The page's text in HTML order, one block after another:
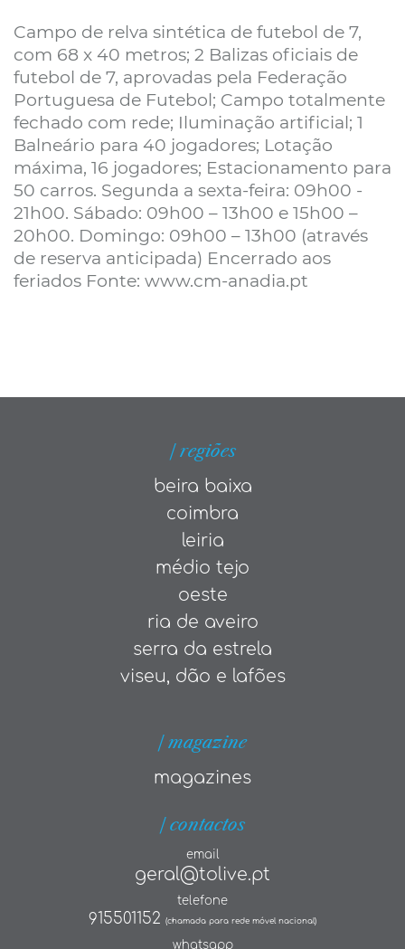
Campo de relva sintética de futebol de 7,
com 68 x 40 metros; 2 Balizas oficiais de
futebol de 7, aprovadas pela Federação
Portuguesa de Futebol; Campo totalmente
fechado com rede; Iluminação artificial; 1
Balneário para 40 jogadores; Lotação
máxima, 16 jogadores; Estacionamento para
50 carros. Segunda a sexta-feira: 09h00 -
21h00. Sábado: 09h00 – 13h00 e 15h00 –
20h00. Domingo: 09h00 – 13h00 (através
de reserva anticipada) Encerrado aos
feriados Fonte: www.cm-anadia.pt
| regiões
beira baixa
coimbra
leiria
médio tejo
oeste
ria de aveiro
serra da estrela
viseu, dão e lafões
| magazine
magazines
| contactos
email
geral@tolive.pt
telefone
915501152 (chamada para rede móvel nacional)
whatsapp